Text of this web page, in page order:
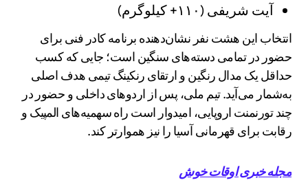
آیت شریفی (۱۱۰+ کیلوگرم)
انتخاب این هشت نفر نشان‌دهنده برنامه کادر فنی برای
حضور در تمامی دسته‌های سنگین است؛ جایی که کسب
حداقل یک مدال رنگین و ارتقای رنکینگ تیمی هدف اصلی
به‌شمار می‌آید. تیم ملی، پس از اردوهای داخلی و حضور در
چند تورنمنت اروپایی، امیدوار است راه سهمیه‌های المپیک و
رقابت برای قهرمانی آسیا را نیز هموارتر کند.
مجله خبری اوقات خوش